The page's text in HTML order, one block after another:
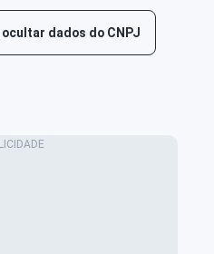
dados do CNPJ